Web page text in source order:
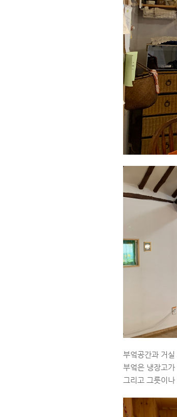
부엌공간과 거
부엌은 냉장고가
그리고 그릇이